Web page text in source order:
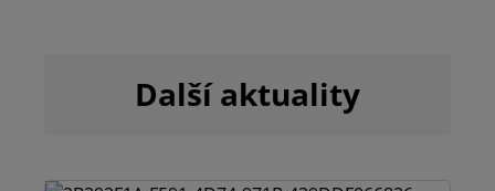
Další aktuality